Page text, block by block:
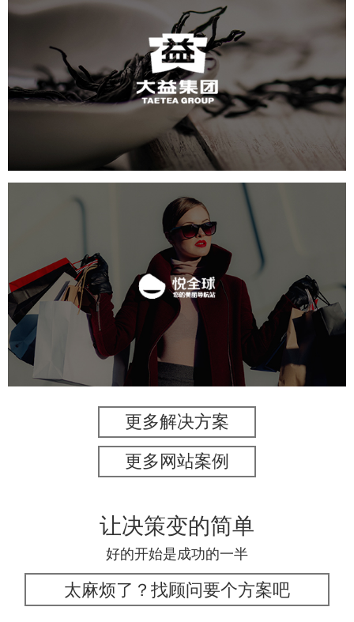
大益
轻工食品 电商网站
IT平台整体解决方案
网页设计
悦全球
美容美发 电商网站 APP
更多解决方案
更多网站案例
让决策变的简单
好的开始是成功的一半
太麻烦了？找顾问要个方案吧